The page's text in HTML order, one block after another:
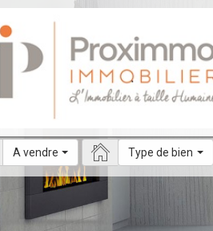
A vendre Type de bien